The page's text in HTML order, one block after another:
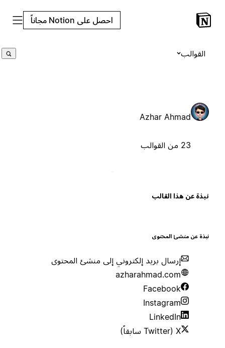
احصل على Notion مجاناً
القوالب
Azhar Ahmad
عن هذا القالب
عن منشئ المحتوى
إرسال بريد إلكتروني إلى منشئ المحتوى
azharahmad.com
Facebook
Instagram
LinkedIn